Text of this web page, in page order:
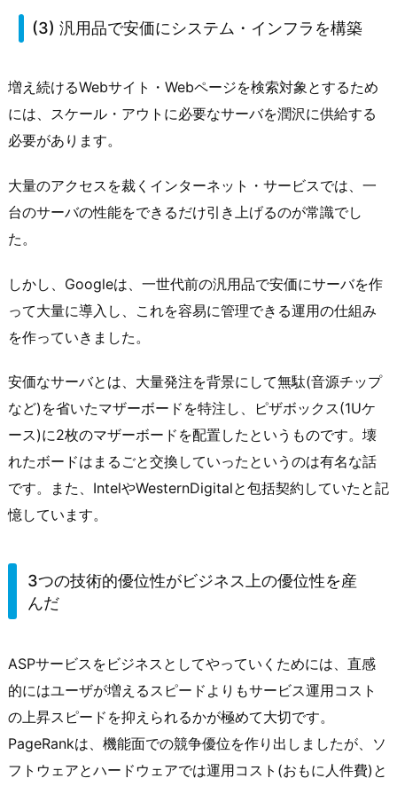
(3) 汎用品で安価にシステム・インフラを構築
増え続けるWebサイト・Webページを検索対象とするため
には、スケール・アウトに必要なサーバを潤沢に供給する
必要があります。
大量のアクセスを裁くインターネット・サービスでは、一
台のサーバの性能をできるだけ引き上げるのが常識でし
た。
しかし、Googleは、一世代前の汎用品で安価にサーバを作
って大量に導入し、これを容易に管理できる運用の仕組み
を作っていきました。
安価なサーバとは、大量発注を背景にして無駄(音源チップ
など)を省いたマザーボードを特注し、ピザボックス(1Uケ
ース)に2枚のマザーボードを配置したというものです。壊
れたボードはまるごと交換していったというのは有名な話
です。また、IntelやWesternDigitalと包括契約していたと記
憶しています。
3つの技術的優位性がビジネス上の優位性を産
んだ
ASPサービスをビジネスとしてやっていくためには、直感
的にはユーザが増えるスピードよりもサービス運用コスト
の上昇スピードを抑えられるかが極めて大切です。
PageRankは、機能面での競争優位を作り出しましたが、ソ
フトウェアとハードウェアでは運用コスト(おもに人件費)と